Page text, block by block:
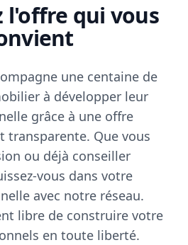
l'offre qui vous
une centaine de
à développer leur
grâce à une offre
transparente. Que vous
ou déjà conseiller
vous dans votre
avec notre réseau.
libre de construire votre
en toute liberté.